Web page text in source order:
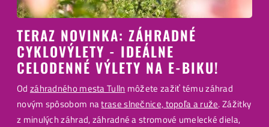
TERAZ NOVINKA: ZÁHRADNÉ
CYKLOVÝLETY - IDEÁLNE
CELODENNÉ VÝLETY NA E-BIKU!
Od záhradného mesta Tulln môžete zažiť tému záhrad
novým spôsobom natrase slnečnice, topoľa a ruže. Zážitky
z minulých záhrad, záhradné a stromové umelecké diela,